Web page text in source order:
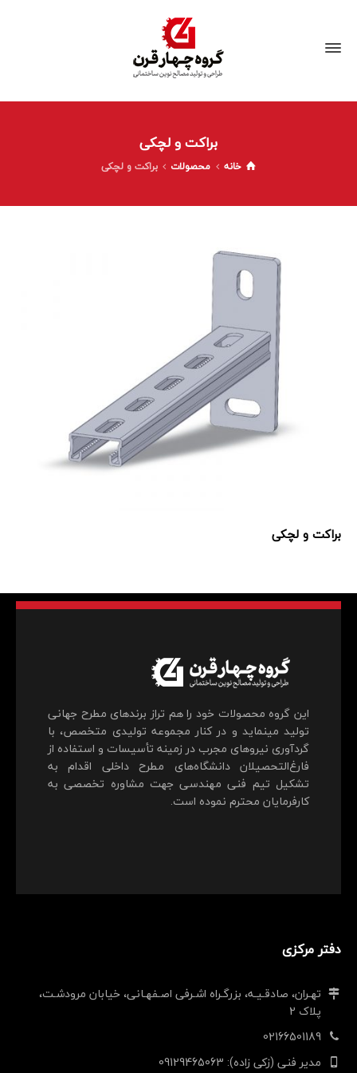
براکت و لچکی
خانه محصولات براکت و لچکی
براکت و لچکی
این گروه محصولات خود را هم تراز برندهای مطرح جهانی
تولید می‎نماید و در کنار مجموعه تولیدی متخصص، با
گردآوری نیروهای مجرب در زمینه تأسیسات و استفاده از
فارغ‌التحصیلان دانشگاه‌های مطرح داخلی اقدام به
تشکیل تیم فنی مهندسی جهت مشاوره تخصصی به
کارفرمایان محترم نموده است.
دفتر مرکزی
تهـران، صادقـیـه، بزرگـراه اشـرفی اصـفهـانی، خیابان مرودشـت،
پلاک 2
02166501189
مدیر فنی (زکی زاده): 09129465063